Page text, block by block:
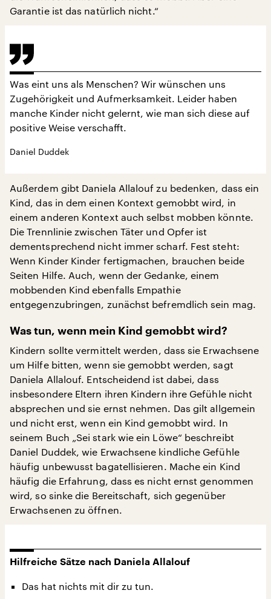
Garantie ist das natürlich nicht.“
Was eint uns als Menschen? Wir wünschen uns
Zugehörigkeit und Aufmerksamkeit. Leider haben
manche Kinder nicht gelernt, wie man sich diese auf
positive Weise verschafft.
Daniel Duddek
Außerdem gibt Daniela Allalouf zu bedenken, dass ein
Kind, das in dem einen Kontext gemobbt wird, in
einem anderen Kontext auch selbst mobben könnte.
Die Trennlinie zwischen Täter und Opfer ist
dementsprechend nicht immer scharf. Fest steht:
Wenn Kinder Kinder fertigmachen, brauchen beide
Seiten Hilfe. Auch, wenn der Gedanke, einem
mobbenden Kind ebenfalls Empathie
entgegenzubringen, zunächst befremdlich sein mag.
Was tun, wenn mein Kind gemobbt wird?
Kindern sollte vermittelt werden, dass sie Erwachsene
um Hilfe bitten, wenn sie gemobbt werden, sagt
Daniela Allalouf. Entscheidend ist dabei, dass
insbesondere Eltern ihren Kindern ihre Gefühle nicht
absprechen und sie ernst nehmen. Das gilt allgemein
und nicht erst, wenn ein Kind gemobbt wird. In
seinem Buch „Sei stark wie ein Löwe“ beschreibt
Daniel Duddek, wie Erwachsene kindliche Gefühle
häufig unbewusst bagatellisieren. Mache ein Kind
häufig die Erfahrung, dass es nicht ernst genommen
wird, so sinke die Bereitschaft, sich gegenüber
Erwachsenen zu öffnen.
Hilfreiche Sätze nach Daniela Allalouf
Das hat nichts mit dir zu tun.